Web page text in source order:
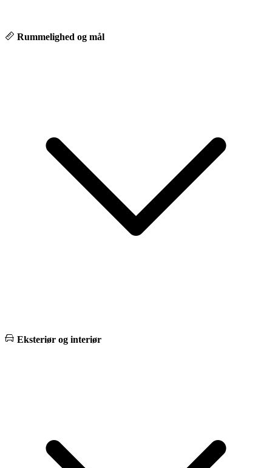
Rummelighed og mål
Eksteriør og interiør